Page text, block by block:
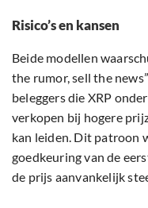
Risico’s en kansen
Beide modellen
the rumor, sell the
beleggers die XRP
verkopen bij hogere
kan leiden. Dit patroon
goedkeuring van de
de prijs aanvankelijk